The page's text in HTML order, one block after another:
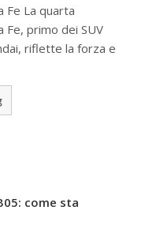
Fe La quarta
Fe, primo dei SUV
riflette la forza e
come sta